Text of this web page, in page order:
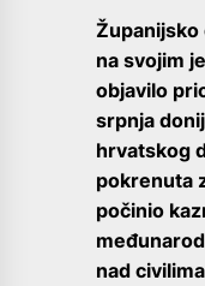
na svojim
objavilo
srpnja
hrvatskog
pokrenuta
počinio
nad